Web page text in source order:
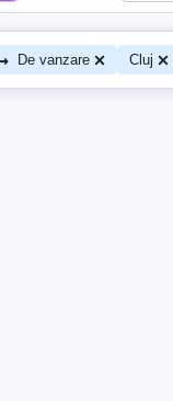
De vanzare Cluj